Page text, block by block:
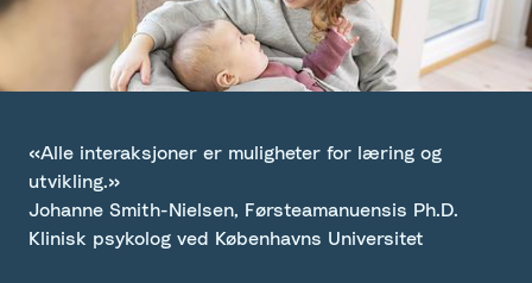
«Alle interaksjoner er muligheter for læring og
utvikling.»
Johanne Smith-Nielsen, Førsteamanuensis Ph.D.
Klinisk psykolog ved Københavns Universitet